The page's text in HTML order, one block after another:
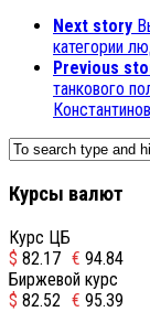
Next story
категории
Previous
танкового
Курсы валют
Курс ЦБ
$ 82.17 € 94.84
Биржевой курс
$ 82.52 € 95.39